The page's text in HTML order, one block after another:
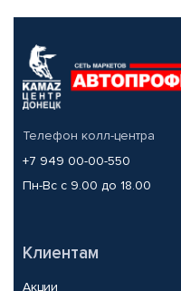
Телефон колл-центра
+7 949 00-00-550
Пн-Вс с 9.00 до 18.00
Клиентам
Акции